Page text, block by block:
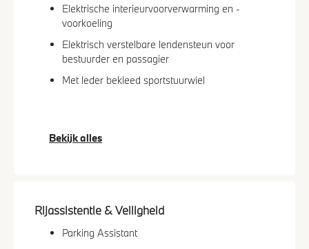
Elektrische interieurvoorverwarming en -
voorkoeling
Elektrisch verstelbare lendensteun voor
bestuurder en passagier
Met leder bekleed sportstuurwiel
Bekijk alles
Rijassistentie & Veiligheid
Parking Assistant